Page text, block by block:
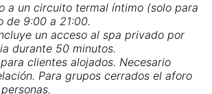
a un circuito termal íntimo (solo para
de 9:00 a 21:00.
un acceso al spa privado por
durante 50 minutos.
clientes alojados. Necesario
Para grupos cerrados el aforo